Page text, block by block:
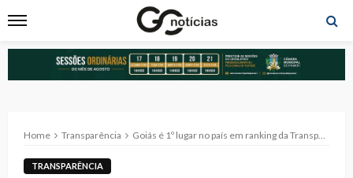
Home Transparência Goiás é 1º lugar no país em ranking da Transparência Internacional sobre obras públicas
TRANSPARÊNCIA